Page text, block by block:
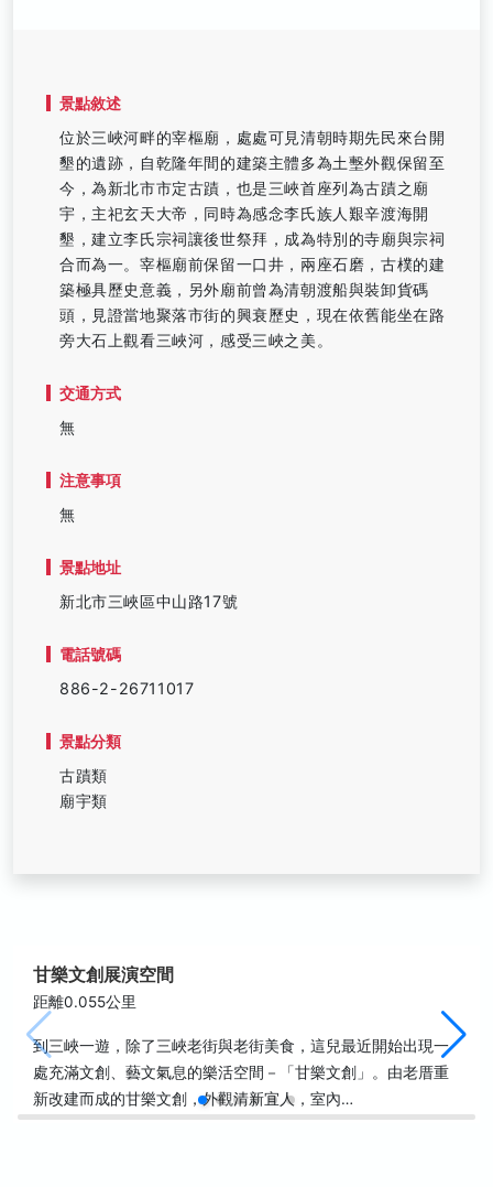
景點敘述
位於三峽河畔的宰樞廟，處處可見清朝時期先民來台開
墾的遺跡，自乾隆年間的建築主體多為土墼外觀保留至
今，為新北市市定古蹟，也是三峽首座列為古蹟之廟
宇，主祀玄天大帝，同時為感念李氏族人艱辛渡海開
墾，建立李氏宗祠讓後世祭拜，成為特別的寺廟與宗祠
合而為一。宰樞廟前保留一口井，兩座石磨，古樸的建
築極具歷史意義，另外廟前曾為清朝渡船與裝卸貨碼
頭，見證當地聚落市街的興衰歷史，現在依舊能坐在路
旁大石上觀看三峽河，感受三峽之美。
交通方式
無
注意事項
無
景點地址
新北市三峽區中山路17號
電話號碼
886-2-26711017
景點分類
古蹟類
廟宇類
甘樂文創展演空間
距離0.055公里
到三峽一遊，除了三峽老街與老街美食，這兒最近開始出現一
處充滿文創、藝文氣息的樂活空間－「甘樂文創」。由老厝重
新改建而成的甘樂文創，外觀清新宜人，室內…